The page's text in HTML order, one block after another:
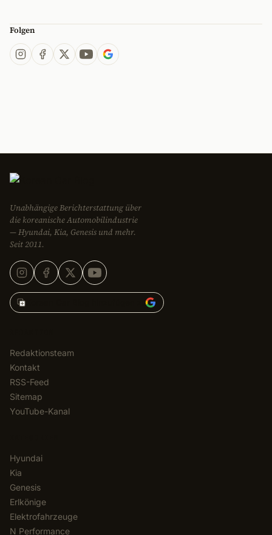
Folgen
Unabhängige Berichterstattung über
die koreanische Automobilindustrie
— Hyundai, Kia, Genesis und mehr.
Seit 2011.
Korean Car Blog hinzufügen zu
Redaktionsteam
Kontakt
RSS-Feed
Sitemap
YouTube-Kanal
Hyundai
Kia
Genesis
Erlkönige
Elektrofahrzeuge
N Performance